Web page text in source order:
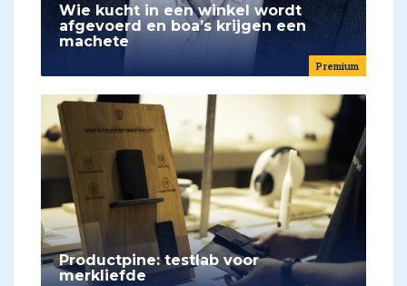
Premium
Wie kucht in een winkel wordt
afgevoerd en boa’s krijgen een
machete
Productpine: testlab voor
merkliefde